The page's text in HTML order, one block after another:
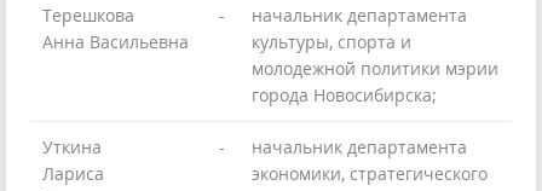
Терешкова
Анна Васильевна
-
начальник департамента
культуры, спорта и
молодежной политики мэрии
города Новосибирска;
Уткина
Лариса
-
начальник департамента
экономики, стратегического